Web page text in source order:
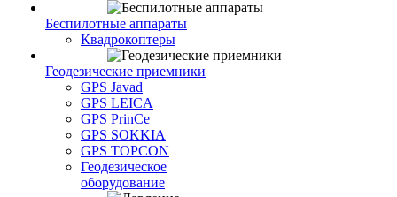
Беспилотные аппараты
Квадрокоптеры
Геодезические приемники
GPS Javad
GPS LEICA
GPS PrinCe
GPS SOKKIA
GPS TOPCON
Геодезическое
оборудование